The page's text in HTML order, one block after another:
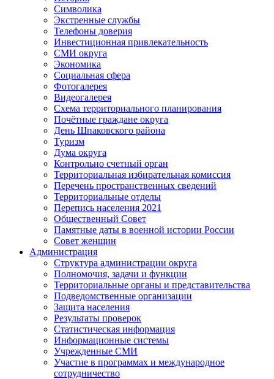
Символика
Экстренные службы
Телефоны доверия
Инвестиционная привлекательность
СМИ округа
Экономика
Социальная сфера
Фотогалерея
Видеогалерея
Схема территориального планирования
Почётные граждане округа
День Шпаковского района
Туризм
Дума округа
Контрольно счетный орган
Территориальная избирательная комиссия
Перечень пространственных сведений
Территориальные отделы
Перепись населения 2021
Общественный Совет
Памятные даты в военной истории России
Совет женщин
Администрация
Структура администрации округа
Полномочия, задачи и функции
Территориальные органы и представительства
Подведомственные организации
Защита населения
Результаты проверок
Статистическая информация
Информационные системы
Учрежденные СМИ
Участие в программах и международное
сотрудничество